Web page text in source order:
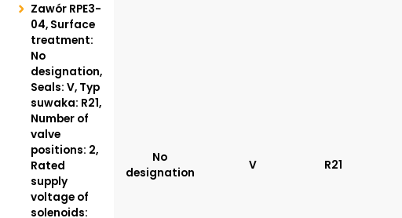
Zawór RPE3-
04, Surface
treatment:
No
designation,
Seals: V, Typ
suwaka: R21,
Number of
valve
positions: 2,
Rated
supply
voltage of
solenoids:
No
designation
V R21